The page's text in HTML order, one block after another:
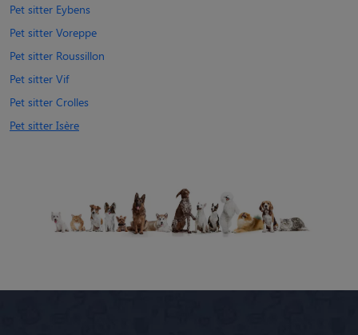
Pet sitter Eybens
Pet sitter Voreppe
Pet sitter Roussillon
Pet sitter Vif
Pet sitter Crolles
Pet sitter Isère